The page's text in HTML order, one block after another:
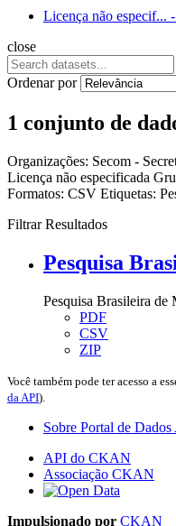
Licença não especif... -
close
Ordenar por
1 conjunto de
Organizações: Secom -
Licença não especificada
Formatos: CSV Etiquetas:
Filtrar Resultados
Pesquisa
Pesquisa Brasileira de
PDF
CSV
ZIP
Você também pode ter acesso a
da API).
Sobre Portal de
API do CKAN
Associação CKAN
Impulsionado por CKAN